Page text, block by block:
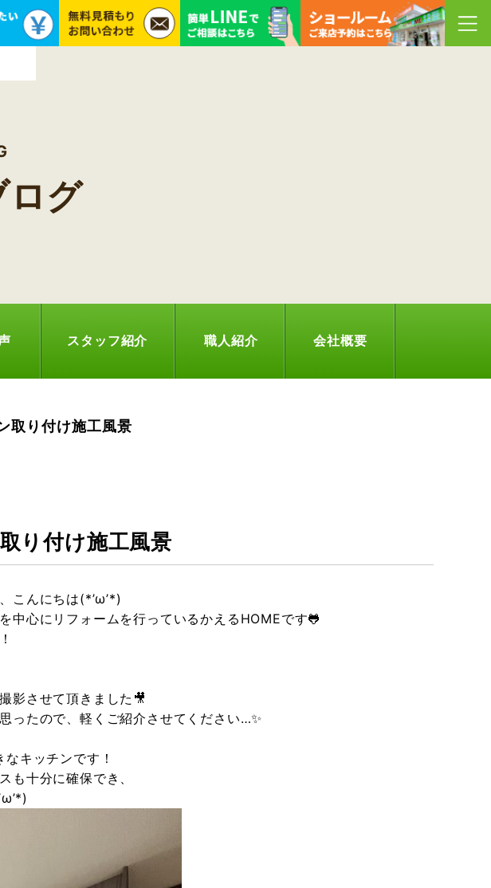
ログ
スタッフ紹介 職人紹介 会社概要
取り付け施工風景
り付け施工風景
こんにちは(*’ω’*)
中心にリフォームを行っているかえるHOMEです🐸
影させて頂きました🎥
ったので、軽くご紹介させてください…✨
キッチンです！
も十分に確保でき、